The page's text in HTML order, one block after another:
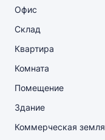
Офис
Склад
Квартира
Комната
Помещение
Здание
Коммерческая земля